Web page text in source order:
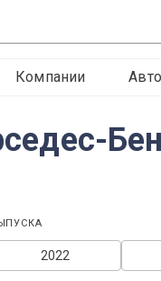
Компании
2022